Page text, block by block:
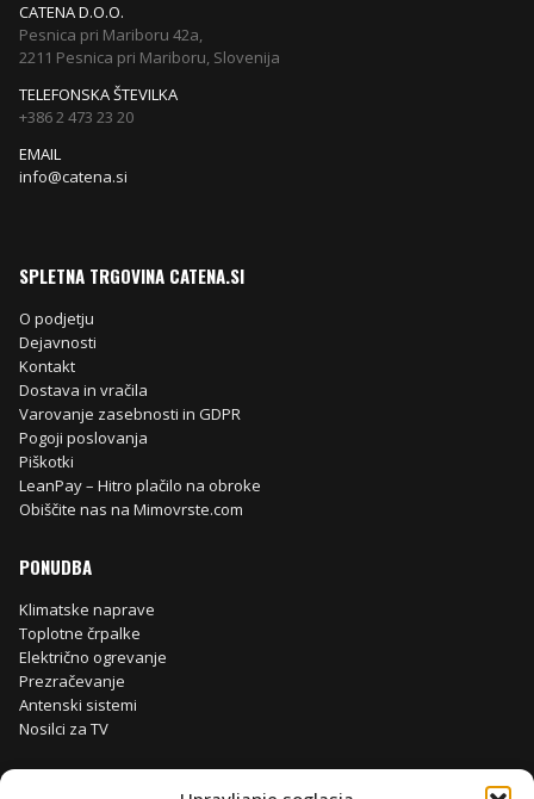
CATENA D.O.O.
Pesnica pri Mariboru 42a,
2211 Pesnica pri Mariboru, Slovenija
TELEFONSKA ŠTEVILKA
+386 2 473 23 20
EMAIL
info@catena.si
SPLETNA TRGOVINA CATENA.SI
O podjetju
Dejavnosti
Kontakt
Dostava in vračila
Varovanje zasebnosti in GDPR
Pogoji poslovanja
Piškotki
LeanPay – Hitro plačilo na obroke
Obiščite nas na Mimovrste.com
PONUDBA
Klimatske naprave
Toplotne črpalke
Električno ogrevanje
Prezračevanje
Antenski sistemi
Nosilci za TV